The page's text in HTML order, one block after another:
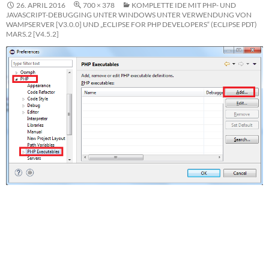
26. APRIL 2016 700 × 378
KOMPLETTE IDE MIT PHP- UND
JAVASCRIPT-DEBUGGING UNTER WINDOWS UNTER VERWENDUNG VON
WAMPSERVER [V3.0.0] UND „ECLIPSE FOR PHP DEVELOPERS“ (ECLIPSE PDT)
MARS.2 [V4.5.2]